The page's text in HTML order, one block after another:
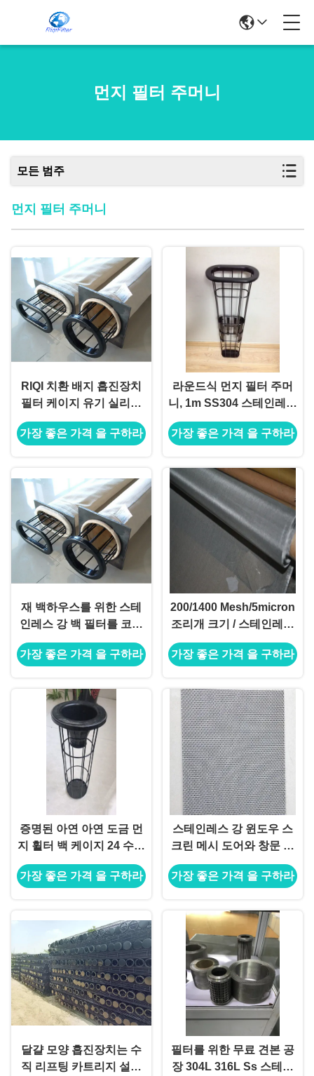
먼지 필터 주머니
모든 범주
먼지 필터 주머니
RIQI 치환 배지 흡진장치
필터 케이지 유기 실리콘
스테인레스 강
가장 좋은 가격 을 구하라
라운드식 먼지 필터 주머
니, 1m SS304 스테인레스
강 필터 케이지
가장 좋은 가격 을 구하라
재 백하우스를 위한 스테
인레스 강 백 필터를 코팅
하는 실리콘
가장 좋은 가격 을 구하라
200/1400 Mesh/5micron
조리개 크기 / 스테인레스
스틸 철망 그물
가장 좋은 가격 을 구하라
증명된 아연 아연 도금 먼
지 휠터 백 케이지 24 수직
와이어 ISO9001 2008
가장 좋은 가격 을 구하라
스테인레스 강 윈도우 스
크린 메시 도어와 창문 다
이아몬드 메쉬 녹슬지 않
는 강철 쇠 그물을 공급하
가장 좋은 가격 을 구하라
달걀 모양 흡진장치는 수
직 리프팅 카트리지 설치
필터를 위한 무료 견본 공
장 304L 316L Ss 스테인